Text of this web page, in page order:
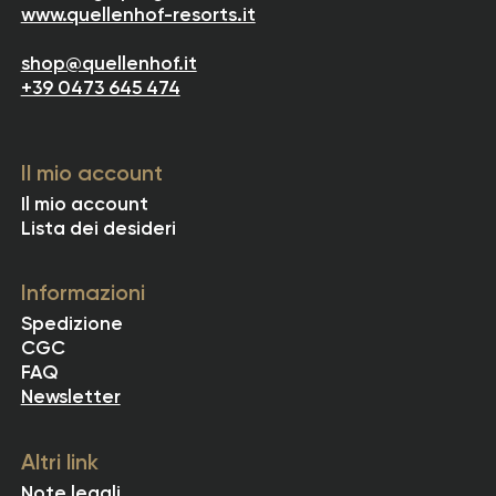
www.quellenhof-resorts.it
shop@quellenhof.it
+39 0473 645 474
Il mio account
Il mio account
Lista dei desideri
Informazioni
Spedizione
CGC
FAQ
Newsletter
Altri link